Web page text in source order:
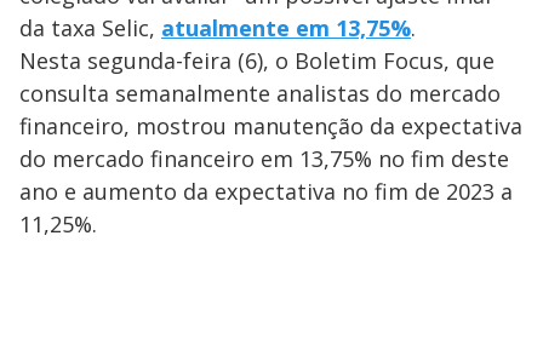
da taxa Selic, atualmente em 13,75%.
Nesta segunda-feira (6), o Boletim Focus, que
consulta semanalmente analistas do mercado
financeiro, mostrou manutenção da expectativa
do mercado financeiro em 13,75% no fim deste
ano e aumento da expectativa no fim de 2023 a
11,25%.